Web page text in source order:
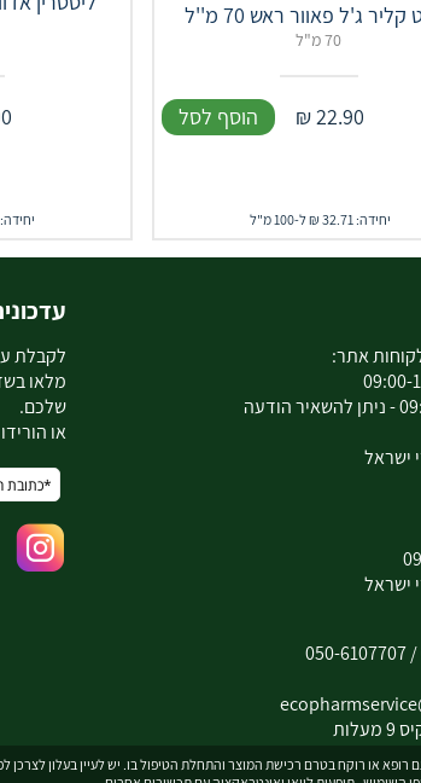
קליר ג'ל פאוור ראש 70 מ''ל
70 מ"ל
22.90
₪ הוסף לסל
יחידה: 32.71 ₪ ל-100 מ"ל יחידה: 3.62 ₪ ל-100
אתר:
חול המועד 09:00-12:00 - ניתן להשאיר הודעה
ישראל
ישראל
/
050-6107707
לקבלת
מלאו
שלכם.
או
רופא או רוקח בטרם רכישת המוצר והתחלת הטיפול בו. יש לעיין בעלון לצרכן